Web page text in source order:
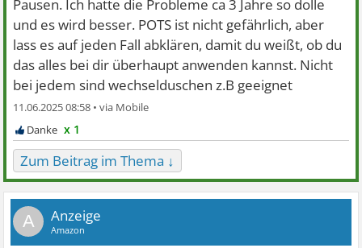
Pausen. Ich hatte die Probleme ca 3 Jahre so dolle
und es wird besser. POTS ist nicht gefährlich, aber
lass es auf jeden Fall abklären, damit du weißt, ob du
das alles bei dir überhaupt anwenden kannst. Nicht
bei jedem sind wechselduschen z.B geeignet
11.06.2025 08:58 •
x 1
Zum Beitrag im Thema ↓
A